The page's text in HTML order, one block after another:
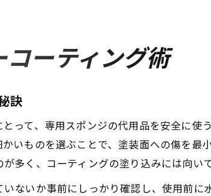
ーティング術
訣
って、専用スポンジの代用品を安全に使
いものを選ぶことで、塗装面への傷を最
多く、コーティングの塗り込みには向い
ないか事前にしっかり確認し、使用前